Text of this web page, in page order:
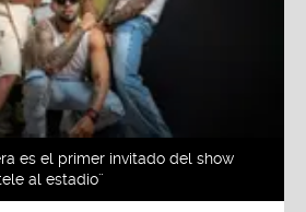
es el primer invitado del show
al estadio¨